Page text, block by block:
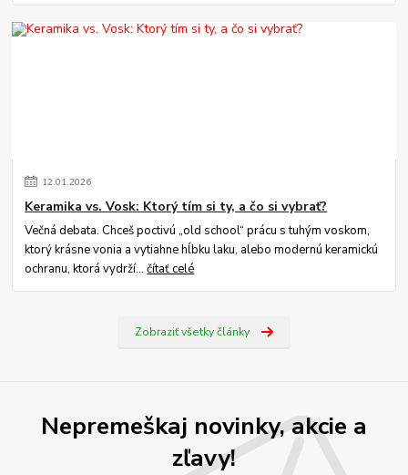
12.01.2026
Keramika vs. Vosk: Ktorý tím si ty, a čo si vybrať?
Večná debata. Chceš poctivú „old school“ prácu s tuhým voskom,
ktorý krásne vonia a vytiahne hĺbku laku, alebo modernú keramickú
ochranu, ktorá vydrží...čítať celé
Zobraziť všetky články
Nepremeškaj novinky, akcie a
zľavy!